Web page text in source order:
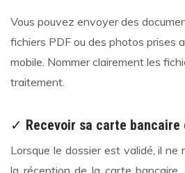
Vous pouvez envoyer des
fichiers PDF ou des photos prises
mobile. Nommer clairement les
traitement.
✓ Recevoir sa carte
Lorsque le dossier est validé, il